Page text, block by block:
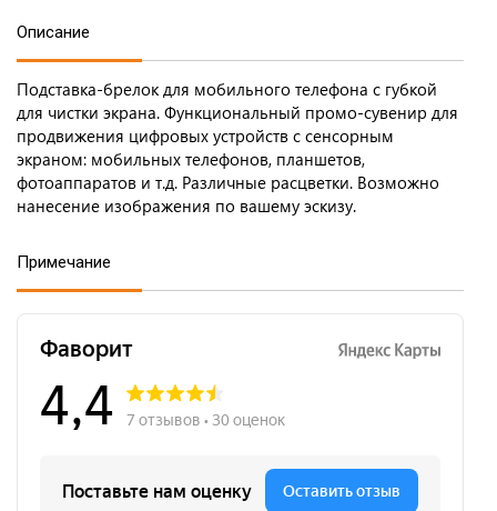
Описание
Подставка-брелок для мобильного телефона с губкой
для чистки экрана. Функциональный промо-сувенир для
продвижения цифровых устройств с сенсорным
экраном: мобильных телефонов, планшетов,
фотоаппаратов и т.д. Различные расцветки. Возможно
нанесение изображения по вашему эскизу.
Примечание